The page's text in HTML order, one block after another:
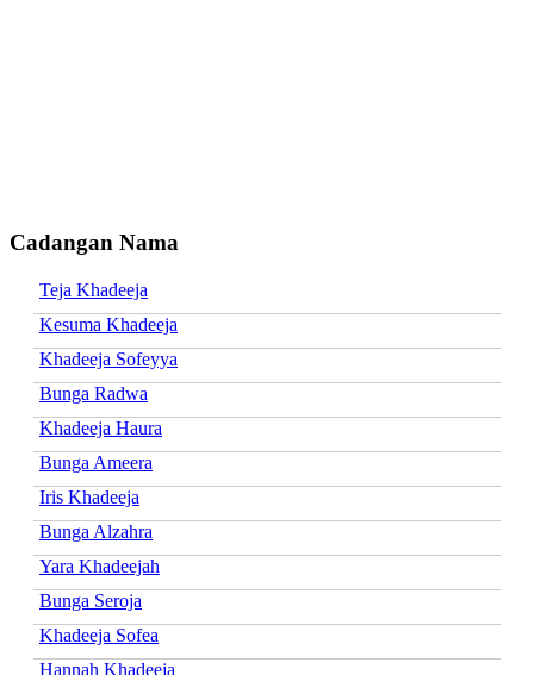
Cadangan Nama
Teja Khadeeja
Kesuma Khadeeja
Khadeeja Sofeyya
Bunga Radwa
Khadeeja Haura
Bunga Ameera
Iris Khadeeja
Bunga Alzahra
Yara Khadeejah
Bunga Seroja
Khadeeja Sofea
Hannah Khadeeja